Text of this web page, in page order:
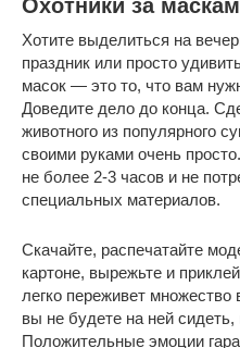
Охотники за
Хотите выделиться на
праздник или просто
масок — это то, что вам
Доведите дело до конца.
животного из популярного
своими руками очень
не более 2-3 часов и не
специальных материалов.
Скачайте, распечатайте
картоне, вырежьте и
легко переживет множество
вы не будете на ней сидеть,
Положительные эмоции